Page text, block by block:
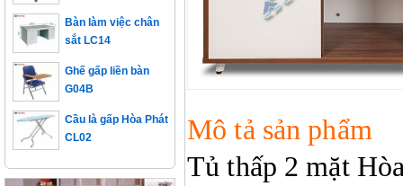
Mô tả sản phẩm
Tủ thấp 2 mặt
sắt LC14
G04B
CL02